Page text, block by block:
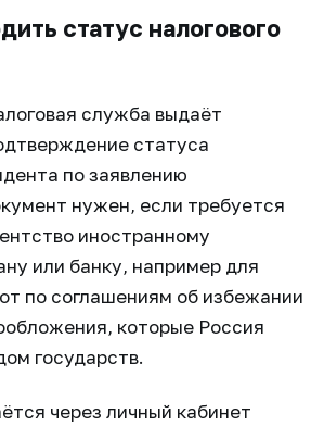
статус налогового
служба выдаёт
статуса
по заявлению
нужен, если требуется
иностранному
или банку, например для
по соглашениям об избежании
которые Россия
государств.
через личный кабинет